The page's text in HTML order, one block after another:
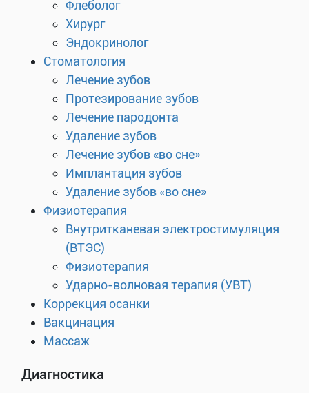
Флеболог
Хирург
Эндокринолог
Стоматология
Лечение зубов
Протезирование зубов
Лечение пародонта
Удаление зубов
Лечение зубов «во сне»
Имплантация зубов
Удаление зубов «во сне»
Физиотерапия
Внутритканевая электростимуляция
(ВТЭС)
Физиотерапия
Ударно-волновая терапия (УВТ)
Коррекция осанки
Вакцинация
Массаж
Диагностика